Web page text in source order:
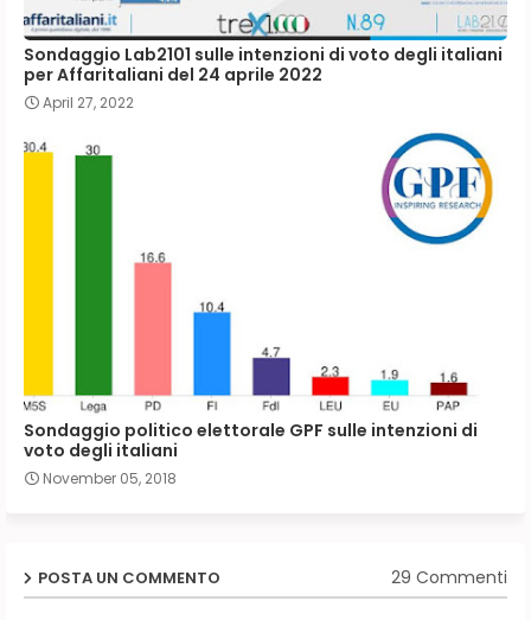
Sondaggio Lab2101 sulle intenzioni di voto degli italiani
per Affaritaliani del 24 aprile 2022
April 27, 2022
Sondaggio politico elettorale GPF sulle intenzioni di
voto degli italiani
November 05, 2018
POSTA UN COMMENTO 29 Commenti